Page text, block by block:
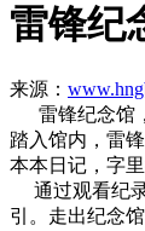
雷锋纪
来源：
雷锋纪念馆，
踏入馆内，雷
本本日记，字
通过观看纪录
引。走出纪念